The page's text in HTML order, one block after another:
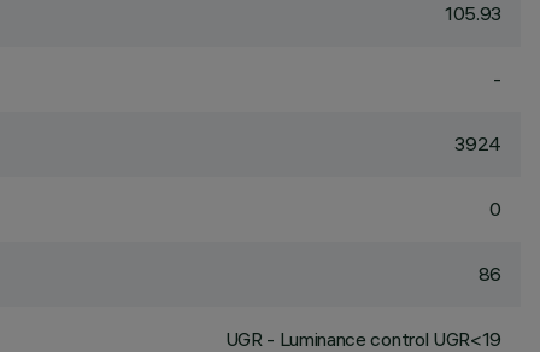
105.93
-
3924
0
86
UGR - Luminance control UGR<19